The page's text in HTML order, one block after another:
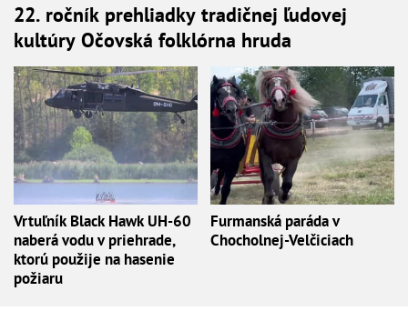
22. ročník prehliadky tradičnej ľudovej
kultúry Očovská folklórna hruda
Vrtuľník Black Hawk UH-60
naberá vodu v priehrade,
ktorú použije na hasenie
požiaru
Furmanská paráda v
Chocholnej-Velčiciach